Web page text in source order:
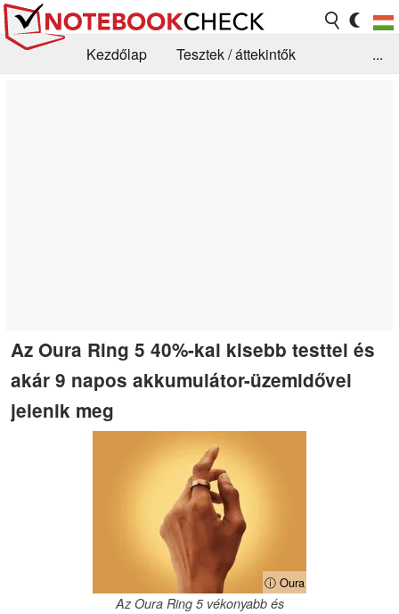
Kezdőlap
Tesztek / áttekintők
...
Az Oura Ring 5 40%-kal kisebb testtel és
akár 9 napos akkumulátor-üzemidővel
jelenik meg
ⓘ Oura
Az Oura Ring 5 vékonyabb és